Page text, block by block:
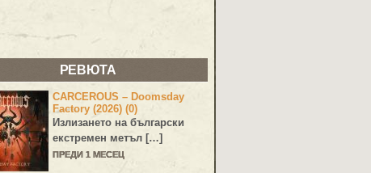
РЕВЮТА
CARCEROUS – Doomsday
Factory (2026) (0)
Излизането на български
екстремен метъл […]
ПРЕДИ 1 МЕСЕЦ